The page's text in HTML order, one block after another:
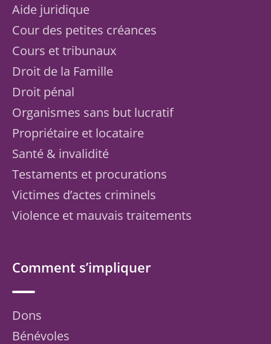
Aide juridique
Cour des petites créances
Cours et tribunaux
Droit de la Famille
Droit pénal
Organismes sans but lucratif
Propriétaire et locataire
Santé & invalidité
Testaments et procurations
Victimes d’actes criminels
Violence et mauvais traitements
Comment s’impliquer
Dons
Bénévoles